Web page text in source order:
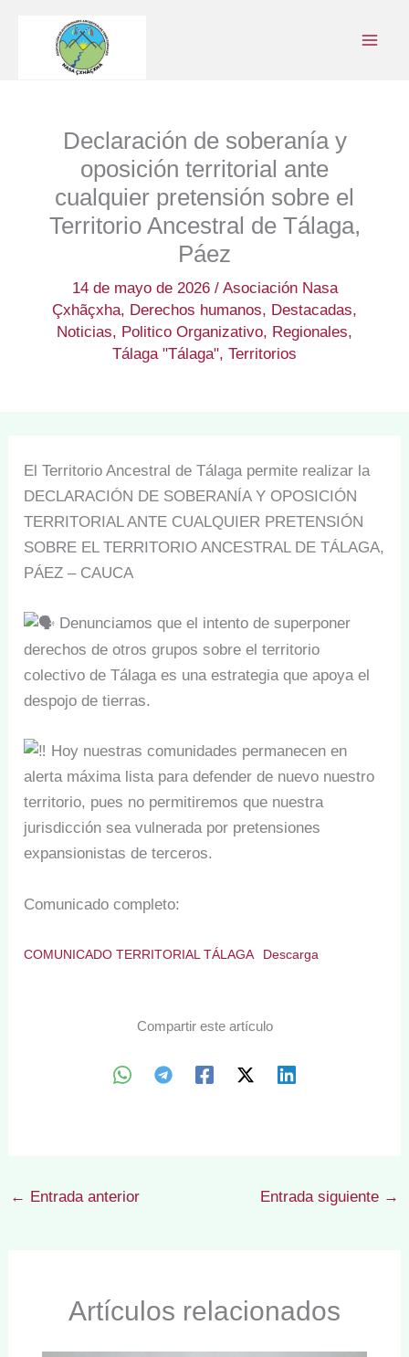
contenido
Declaración de soberanía y
oposición territorial ante
cualquier pretensión sobre el
Territorio Ancestral de Tálaga,
Páez
14 de mayo de 2026 / Asociación Nasa
Çxhãçxha, Derechos humanos, Destacadas,
Noticias, Politico Organizativo, Regionales,
Tálaga "Tálaga", Territorios
El Territorio Ancestral de Tálaga permite realizar la
DECLARACIÓN DE SOBERANÍA Y OPOSICIÓN
TERRITORIAL ANTE CUALQUIER PRETENSIÓN
SOBRE EL TERRITORIO ANCESTRAL DE TÁLAGA,
PÁEZ – CAUCA
Denunciamos que el intento de superponer
derechos de otros grupos sobre el territorio
colectivo de Tálaga es una estrategia que apoya el
despojo de tierras.
Hoy nuestras comunidades permanecen en
alerta máxima lista para defender de nuevo nuestro
territorio, pues no permitiremos que nuestra
jurisdicción sea vulnerada por pretensiones
expansionistas de terceros.
Comunicado completo:
COMUNICADO TERRITORIAL TÁLAGA Descarga
Compartir este artículo
← Entrada anterior Entrada siguiente →
Artículos relacionados